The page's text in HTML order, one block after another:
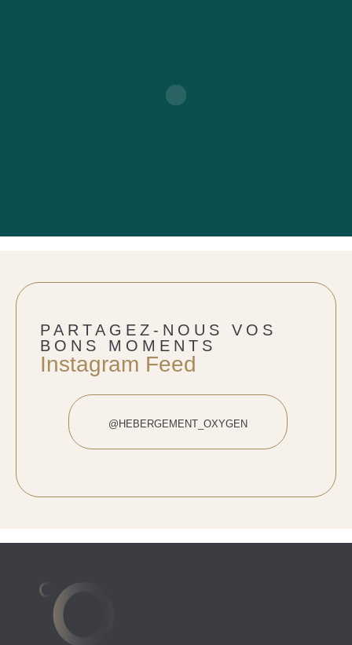
PARTAGEZ-NOUS VOS
BONS MOMENTS
Instagram Feed
@HEBERGEMENT_OXYGEN